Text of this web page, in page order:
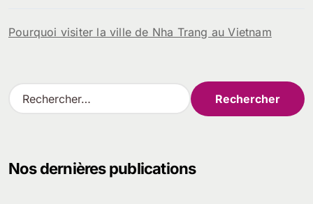
Pourquoi visiter la ville de Nha Trang au Vietnam
R
e
rNos dernières publications